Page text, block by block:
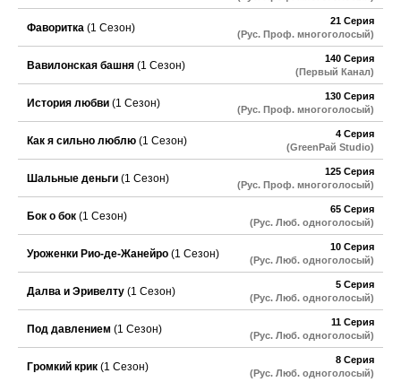
Фаворитка (1 Сезон)
21 Серия
(Рус. Проф. многоголосый)
Вавилонская башня (1 Сезон)
140 Серия
(Первый Канал)
История любви (1 Сезон)
130 Серия
(Рус. Проф. многоголосый)
Как я сильно люблю (1 Сезон)
4 Серия
(GreenРай Studio)
Шальные деньги (1 Сезон)
125 Серия
(Рус. Проф. многоголосый)
Бок о бок (1 Сезон)
65 Серия
(Рус. Люб. одноголосый)
Уроженки Рио-де-Жанейро (1 Сезон)
10 Серия
(Рус. Люб. одноголосый)
Далва и Эривелту (1 Сезон)
5 Серия
(Рус. Люб. одноголосый)
Под давлением (1 Сезон)
11 Серия
(Рус. Люб. одноголосый)
Громкий крик (1 Сезон)
8 Серия
(Рус. Люб. одноголосый)